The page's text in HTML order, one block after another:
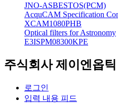
JNO-ASBESTOS(PCM)
AcquCAM Specification
XCAM1080PHB
Optical filters for Astronomy
E3ISPM08300KPE
주식회사 제이엔옵틱
로그인
입력 내용 피드